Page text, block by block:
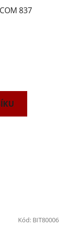
837
Kód: BIT80006